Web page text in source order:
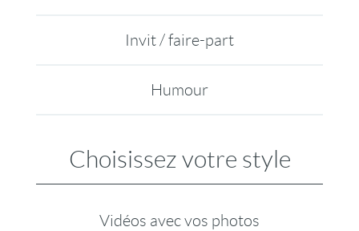
Invit / faire-part
Humour
Choisissez votre style
Vidéos avec vos photos